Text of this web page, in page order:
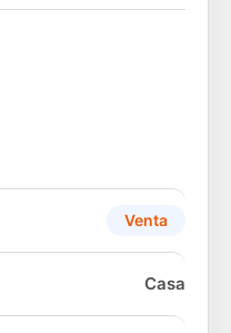
Venta
Casa